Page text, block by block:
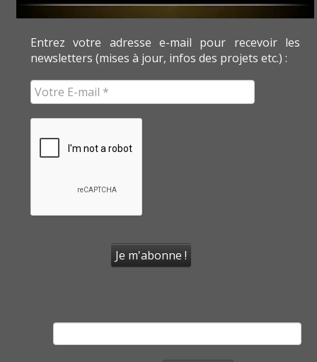
Entrez votre adresse e-mail pour recevoir les
newsletters (mises à jour, infos des projets etc.) :